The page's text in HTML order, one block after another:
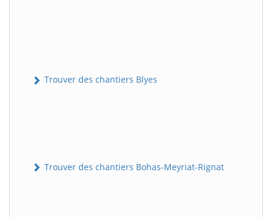
Trouver des chantiers Blyes
Trouver des chantiers Bohas-Meyriat-Rignat